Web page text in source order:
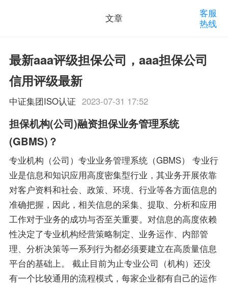
文章
客服
热线
最新aaa评级担保公司，aaa担保公司
信用评级最新
中证集团ISO认证 2023-07-31 17:52
担保机构(公司)融资担保业务管理系统
(GBMS)？
专业机构（公司）专业业务管理系统（GBMS） 专业行
业是信息和知识应用高度密集型行业，其业务开展依靠
对客户资料和社会、政策、环境、行业等各方面信息的
准确把握，因此，相关信息的采集、提取、分析和应用
工作对于业务的成功与否至关重要。对信息的高度依赖
性决定了专业机构经营策略制定、业务运作、内部管
理、分析决策等一系列行为都必须要建立在高质量信息
平台的基础上。 截止目前为止专业公司（机构）还没
有一个比较通用的流程模式，每家企业都有自己的运作